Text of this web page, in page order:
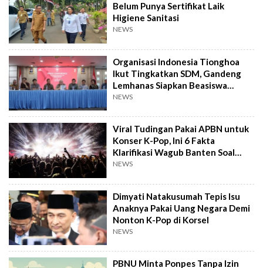
Belum Punya Sertifikat Laik
Higiene Sanitasi
NEWS
Organisasi Indonesia Tionghoa
Ikut Tingkatkan SDM, Gandeng
Lemhanas Siapkan Beasiswa
Hingga S3
NEWS
Viral Tudingan Pakai APBN untuk
Konser K-Pop, Ini 6 Fakta
Klarifikasi Wagub Banten Soal
Putrinya
NEWS
Dimyati Natakusumah Tepis Isu
Anaknya Pakai Uang Negara Demi
Nonton K-Pop di Korsel
NEWS
PBNU Minta Ponpes Tanpa Izin